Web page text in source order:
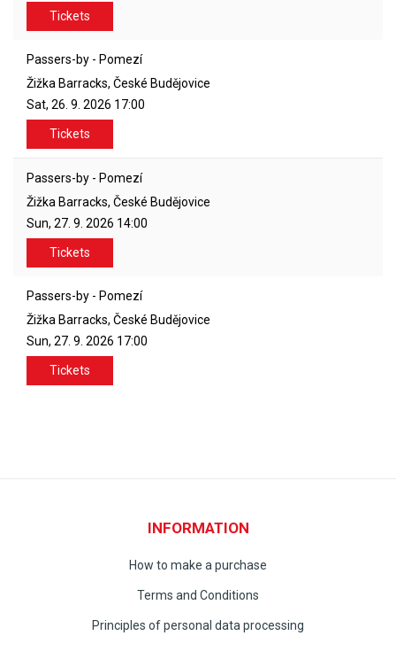
Tickets
Passers-by - Pomezí
Žižka Barracks, České Budějovice
Sat, 26. 9. 2026 17:00
Tickets
Passers-by - Pomezí
Žižka Barracks, České Budějovice
Sun, 27. 9. 2026 14:00
Tickets
Passers-by - Pomezí
Žižka Barracks, České Budějovice
Sun, 27. 9. 2026 17:00
Tickets
INFORMATION
How to make a purchase
Terms and Conditions
Principles of personal data processing